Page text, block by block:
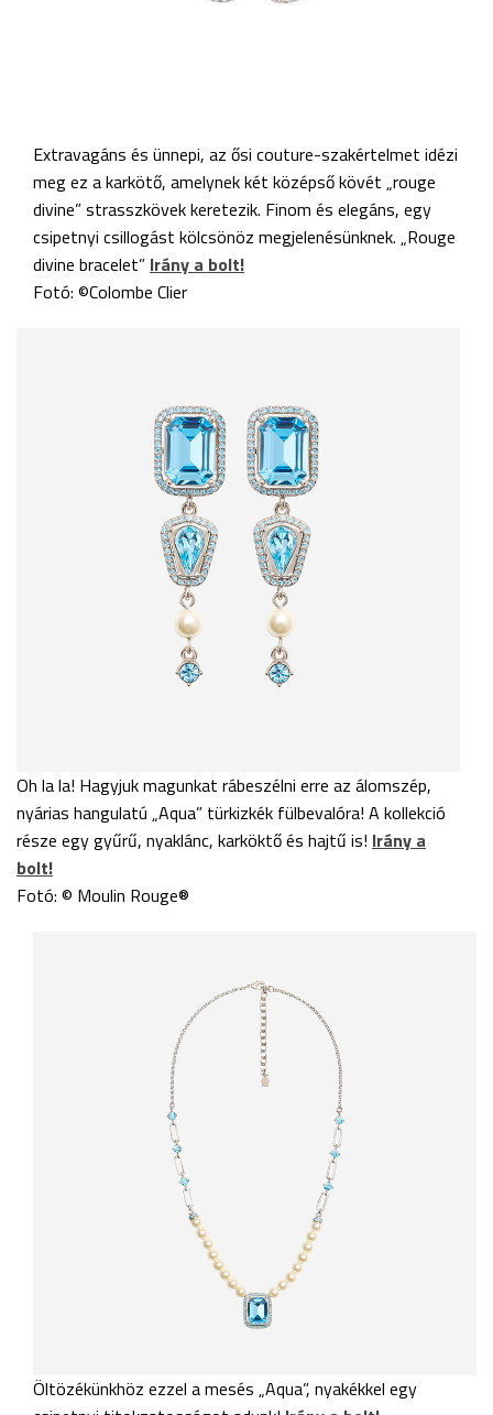
Extravagáns és ünnepi, az ősi couture-szakértelmet idézi
meg ez a karkötő, amelynek két középső kövét „rouge
divine” strasszkövek keretezik. Finom és elegáns, egy
csipetnyi csillogást kölcsönöz megjelenésünknek. „Rouge
divine bracelet” Irány a bolt!
Fotó: ©Colombe Clier
Oh la la! Hagyjuk magunkat rábeszélni erre az álomszép,
nyárias hangulatú „Aqua” türkizkék fülbevalóra! A kollekció
része egy gyűrű, nyaklánc, karköktő és hajtű is! Irány a
bolt!
Fotó: © Moulin Rouge®
Öltözékünkhöz ezzel a mesés „Aqua”, nyakékkel egy